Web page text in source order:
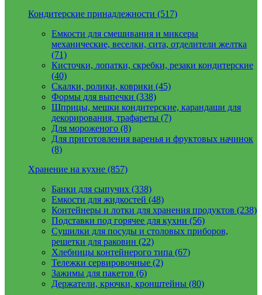
Кондитерские принадлежности (517)
Емкости для смешивания и миксеры
механические, веселки, сита, отделители желтка
(71)
Кисточки, лопатки, скребки, резаки кондитерские
(40)
Скалки, ролики, коврики (45)
Формы для выпечки (338)
Шприцы, мешки кондитерские, карандаши для
декорирования, трафареты (7)
Для мороженого (8)
Для приготовления варенья и фруктовых начинок
(8)
Хранение на кухне (857)
Банки для сыпучих (338)
Емкости для жидкостей (48)
Контейнеры и лотки для хранения продуктов (238)
Подставки под горячее для кухни (56)
Сушилки для посуды и столовых приборов,
решетки для раковин (22)
Хлебницы контейнерого типа (67)
Тележки сервировочные (2)
Зажимы для пакетов (6)
Держатели, крючки, кронштейны (80)